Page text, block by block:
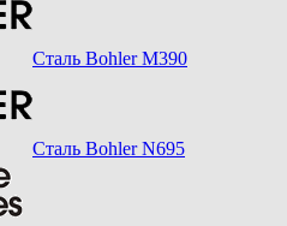
Сталь Bohler M390
Сталь Bohler N695